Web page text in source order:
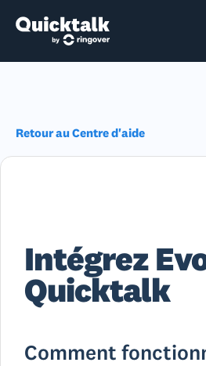
Retour au Centre d'aide
Intégrez
Quicktalk
Comment